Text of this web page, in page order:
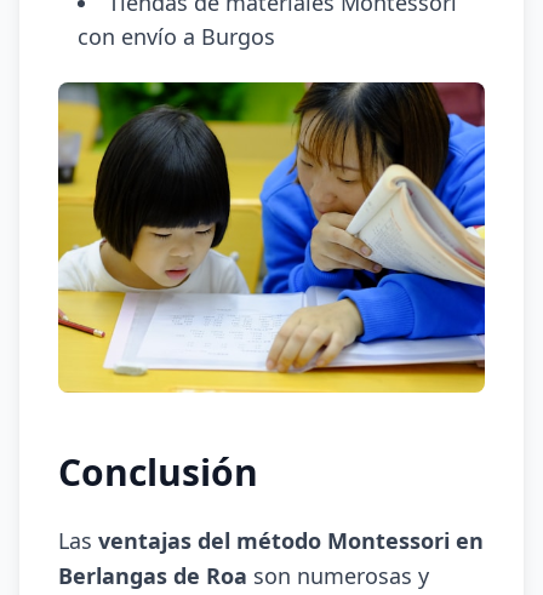
con envío a Burgos
Conclusión
Las ventajas del método Montessori en
Berlangas de Roa son numerosas y